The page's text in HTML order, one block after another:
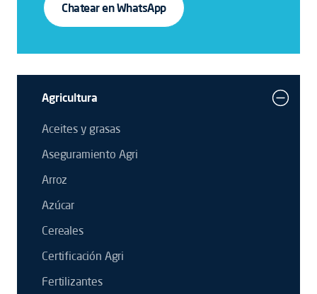
Chatear en WhatsApp
Agricultura
Aceites y grasas
Aseguramiento Agri
Arroz
Azúcar
Cereales
Certificación Agri
Fertilizantes